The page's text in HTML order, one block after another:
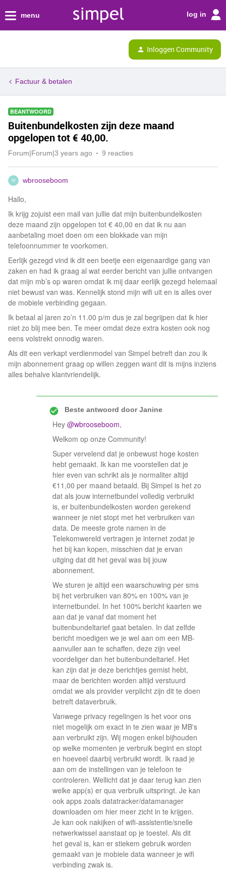
menu log in
Inloggen Community
Factuur & betalen
BEANTWOORD
Buitenbundelkosten zijn deze maand
opgelopen tot € 40,00.
Forum|Forum|3 years ago 9 reacties
W wbrooseboom
Hallo,
Ik krijg zojuist een mail van jullie dat mijn buitenbundelkosten
deze maand zijn opgelopen tot € 40,00 en dat ik nu aan
aanbetaling moet doen om een blokkade van mijn
telefoonnummer te voorkomen.
Eerlijk gezegd vind ik dit een beetje een eigenaardige gang van
zaken en had ik graag al wat eerder bericht van jullie ontvangen
dat mijn mb’s op waren omdat ik mij daar eerlijk gezegd helemaal
niet bewust van was. Kennelijk stond mijn wifi uit en is alles over
de mobiele verbinding gegaan.
Ik betaal al jaren zo’n 11.00 p/m dus je zal begrijpen dat ik hier
niet zo blij mee ben. Te meer omdat deze extra kosten ook nog
eens volstrekt onnodig waren.
Als dit een verkapt verdienmodel van Simpel betreft dan zou ik
mijn abonnement graag op willen zeggen want dit is mijns inziens
alles behalve klantvriendelijk.
Beste antwoord doorJanine
Hey @wbrooseboom,
Welkom op onze Community!
Super vervelend dat je onbewust hoge kosten
hebt gemaakt. Ik kan me voorstellen dat je
hier even van schrikt als je normaliter altijd
€11,00 per maand betaald. Bij Simpel is het zo
dat als jouw internetbundel volledig verbruikt
is, er buitenbundelkosten worden gerekend
wanneer je niet stopt met het verbruiken van
data. De meeste grote namen in de
Telekomwereld vertragen je internet zodat je
het bij kan kopen, misschien dat je ervan
uitging dat dit het geval was bij jouw
abonnement.
We sturen je altijd een waarschuwing per sms
bij het verbruiken van 80% en 100% van je
internetbundel. In het 100% bericht kaarten we
aan dat je vanaf dat moment het
buitenbundeltarief gaat betalen. In dat zelfde
bericht moedigen we je wel aan om een MB-
aanvuller aan te schaffen, deze zijn veel
voordeliger dan het buitenbundeltarief. Het
kan zijn dat je deze berichtjes gemist hebt,
maar de berichten worden altijd verstuurd
omdat we als provider verplicht zijn dit te doen
betreft dataverbruik.
Vanwege privacy regelingen is het voor ons
niet mogelijk om exact in te zien waar je MB's
aan verbruikt zijn. Wij mogen enkel bijhouden
op welke momenten je verbruik begint en stopt
en hoeveel daarbij verbruikt wordt. Ik raad je
aan om de instellingen van je telefoon te
controleren. Wellicht dat je daar terug kan zien
welke app(s) er qua verbruik uitspringt. Je kan
ook apps zoals datatracker/datamanager
downloaden om hier meer zicht in te krijgen.
Je kan ook nakijken of wifi-assistentie/snelle
netwerkwissel aanstaat op je toestel. Als dit
het geval is, kan er stiekem gebruik worden
gemaakt van je mobiele data wanneer je wifi
verbinding zwak is.